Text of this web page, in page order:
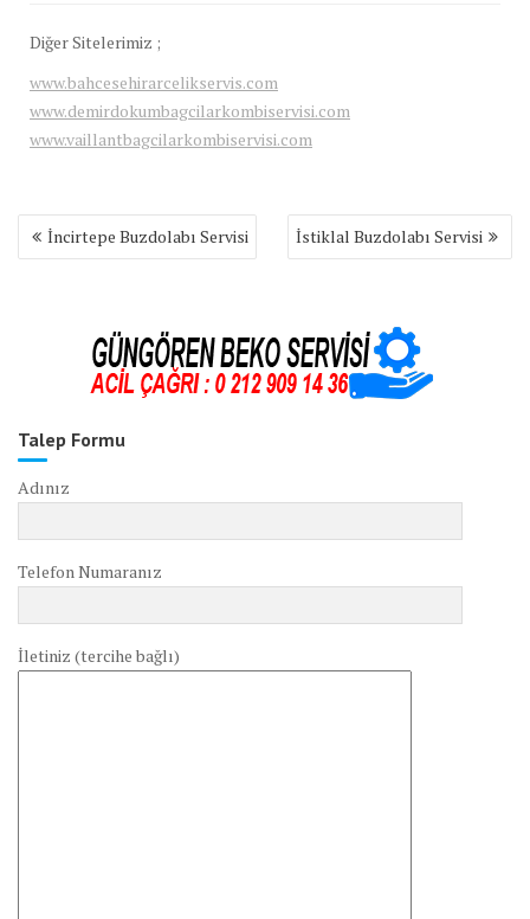
Diğer Sitelerimiz ;
www.bahcesehirarcelikservis.com
www.demirdokumbagcilarkombiservisi.com
www.vaillantbagcilarkombiservisi.com
Yazı
gezinmesi
İncirtepe Buzdolabı Servisi İstiklal Buzdolabı Servisi
Talep Formu
Adınız
Telefon Numaranız
İletiniz (tercihe bağlı)